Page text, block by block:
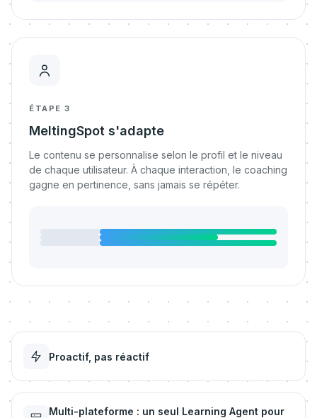
ÉTAPE 3
MeltingSpot s'adapte
Le contenu se personnalise selon le profil et le niveau
de chaque utilisateur. À chaque interaction, le coaching
gagne en pertinence, sans jamais se répéter.
Proactif, pas réactif
Multi-plateforme : un seul Learning Agent pour